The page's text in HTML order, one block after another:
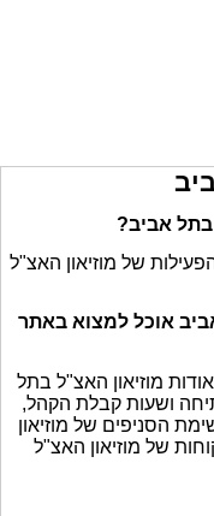
אביב?
של מוזיאון האצ"ל
אוכל למצוא באתר
מוזיאון האצ"ל בתל
ושעות קבלת הקהל,
הסניפים של מוזיאון
של מוזיאון האצ"ל